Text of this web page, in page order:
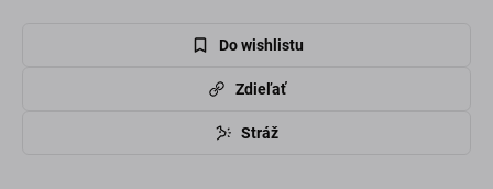
Do wishlistu
Zdieľať
Stráž